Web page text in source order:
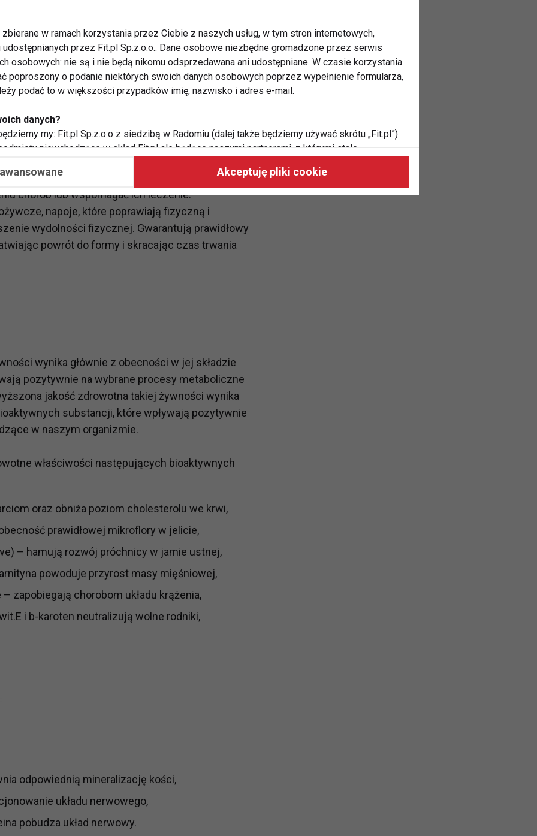
badany produkt spożywczy. Badania te
ośrodki naukowe, obejmować wystarczająco dużą
wpływ danych produktów spożywczych na
dowiedziono, że spożywanie żywności
chorób lub wspomagać ich leczenie.
napoje, które poprawiają fizyczną i
wydolności fizycznej. Gwarantują prawidłowy
powrót do formy i skracając czas trwania
wynika głównie z obecności w jej składzie
pozytywnie na wybrane procesy metaboliczne
jakość zdrowotna takiej żywności wynika
substancji, które wpływają pozytywnie
w naszym organizmie.
właściwości następujących bioaktywnych
oraz obniża poziom cholesterolu we krwi,
prawidłowej mikroflory w jelicie,
– hamują rozwój próchnicy w jamie ustnej,
powoduje przyrost masy mięśniowej,
zapobiegają chorobom układu krążenia,
i b-karoten neutralizują wolne rodniki,
odpowiednią mineralizację kości,
układu nerwowego,
pobudza układ nerwowy.
w ramach korzystania przez Ciebie z naszych usług, w tym stron internetowych,
przez Fit.pl Sp.z.o.o.. Dane osobowe niezbędne gromadzone przez serwis
osobowych: nie są i nie będą nikomu odsprzedawana ani udostępniane. W czasie korzystania
poproszony o podanie niektórych swoich danych osobowych poprzez wypełnienie formularza,
podać to w większości przypadków imię, nazwisko i adres e-mail.
danych?
my: Fit.pl Sp.z.o.o z siedzibą w Radomiu (dalej także będziemy używać skrótu „Fit.pl”)
niewchodzące w skład Fit.pl ale będące naszymi partnerami, z którymi stale
dane?
w tym tematykę ukazujących się tam materiałów do Twoich zainteresowań oraz do
usług, w tym aby wykryć ewentualne boty, oszustwa czy nadużycia,
naszych usług oraz podmiotom uprawnionym do uzyskania danych na podstawie
organy ścigania – oczywiście tylko gdy wystąpią z żądaniem w oparciu o stosowną podstawę
że na większości stron internetowych dane o ruchu użytkowników zbierane są przez naszych
Twoich danych?
danych osobowych, zgłosić sprzeciw oraz skorzystać z innych praw wymienionych
Twoich danych?
danych w celu świadczenia usług, w tym dopasowywania ich do Twoich zainteresowań,
zapewniania ich bezpieczeństwa jest niezbędność do wykonania umów o ich świadczenie
i marketingu własnego administratorów jest tzw. uzasadniony interes administratora.
marketingowych podmiotów trzecich będzie odbywać się na podstawie Twojej dobrowolnej
Akceptuję pliki cookie